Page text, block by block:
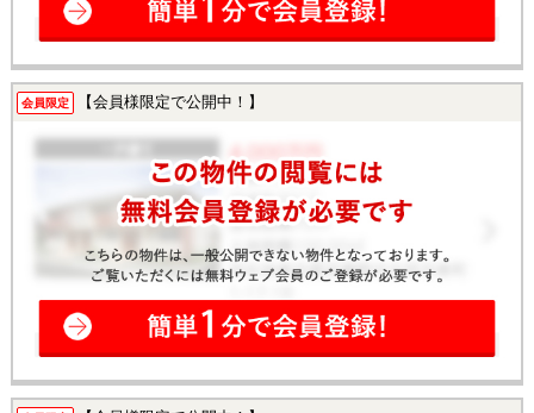
会員限定 【会員様限定で公開中！】